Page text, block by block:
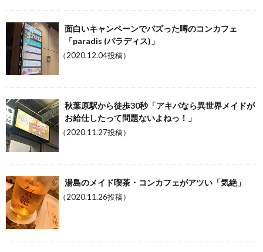
面白いキャンペーンでバズった噂のコンカフェ
「paradis (パラディス)」
（2020.12.04投稿）
秋葉原駅から徒歩30秒「アキバなら異世界メイドが
お給仕したって問題ないよねっ！」
（2020.11.27投稿）
湯島のメイド喫茶・コンカフェがアツい「気絶」
（2020.11.26投稿）